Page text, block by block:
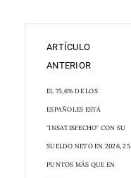
ARTÍCULO
ANTERIOR
EL 75,6% DE LOS
ESPAÑOLES ESTÁ
"INSATISFECHO" CON SU
SUELDO NETO EN 2026, 25
PUNTOS MÁS QUE EN